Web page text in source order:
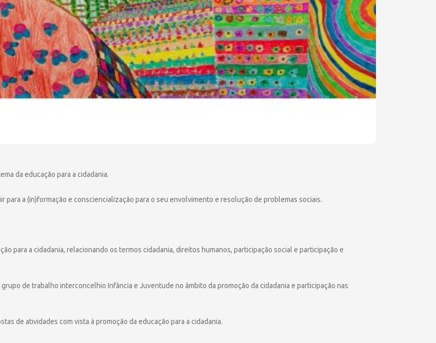
da educação para a cidadania.
a (in)formação e consciencialização para o seu envolvimento e resolução de problemas sociais.
para a cidadania, relacionando os termos cidadania, direitos humanos, participação social e participação e
de trabalho interconcelhio Infância e Juventude no âmbito da promoção da cidadania e participação nas
de atividades com vista à promoção da educação para a cidadania.